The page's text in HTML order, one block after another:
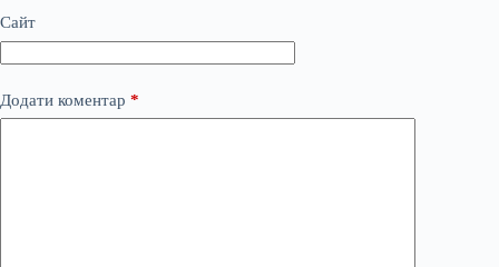
Сайт
Додати коментар *